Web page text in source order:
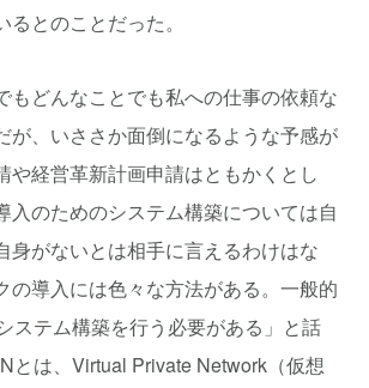
とのことだった。
もどんなことでも私への仕事の依頼な
が、いささか面倒になるような予感が
や経営革新計画申請はともかくとし
入のためのシステム構築については自
身がないとは相手に言えるわけはな
の導入には色々な方法がある。一般的
ステム構築を行う必要がある」と話
とは、Virtual Private Network（仮想